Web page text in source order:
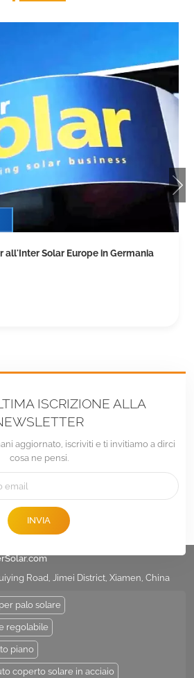
finito Landpower 1MW Filippine
ISCRIZIONE ALLA
aggiornato, iscriviti e ti invitiamo a dirci
cosa ne pensi.
INVIA
Road, Jimei District, Xiamen, China
palo solare
regolabile
piano
coperto solare in acciaio